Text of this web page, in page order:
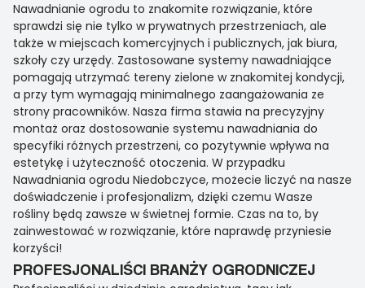
Nawadnianie ogrodu to znakomite rozwiązanie, które
sprawdzi się nie tylko w prywatnych przestrzeniach, ale
także w miejscach komercyjnych i publicznych, jak biura,
szkoły czy urzędy. Zastosowane systemy nawadniające
pomagają utrzymać tereny zielone w znakomitej kondycji,
a przy tym wymagają minimalnego zaangażowania ze
strony pracowników. Nasza firma stawia na precyzyjny
montaż oraz dostosowanie systemu nawadniania do
specyfiki różnych przestrzeni, co pozytywnie wpływa na
estetykę i użyteczność otoczenia. W przypadku
Nawadniania ogrodu Niedobczyce, możecie liczyć na nasze
doświadczenie i profesjonalizm, dzięki czemu Wasze
rośliny będą zawsze w świetnej formie. Czas na to, by
zainwestować w rozwiązanie, które naprawdę przyniesie
korzyści!
PROFESJONALIŚCI BRANŻY OGRODNICZEJ